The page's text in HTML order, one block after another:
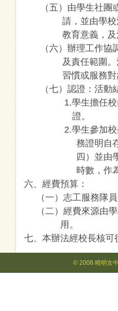
（五）由學生社
請，並由學
教育意義，
（六） 辦理工作協
及責任範圍。
習慣或服務
（七）認證： 活動
1.學生擔任
證。
2.學生參加
務證明自
四） 並由
時數，作
六、經費預算：
（一）志工服務隊
（二）經費來源由
用。
七、本辦法經校長核
© 2008 曉明女